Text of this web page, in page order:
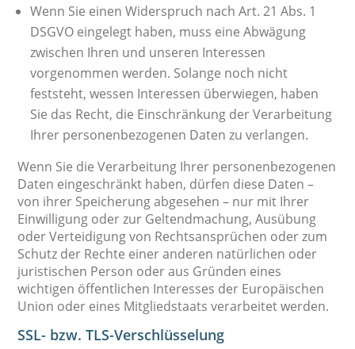
Wenn Sie einen Widerspruch nach Art. 21 Abs. 1
DSGVO eingelegt haben, muss eine Abwägung
zwischen Ihren und unseren Interessen
vorgenommen werden. Solange noch nicht
feststeht, wessen Interessen überwiegen, haben
Sie das Recht, die Einschränkung der Verarbeitung
Ihrer personenbezogenen Daten zu verlangen.
Wenn Sie die Verarbeitung Ihrer personenbezogenen
Daten eingeschränkt haben, dürfen diese Daten –
von ihrer Speicherung abgesehen – nur mit Ihrer
Einwilligung oder zur Geltendmachung, Ausübung
oder Verteidigung von Rechtsansprüchen oder zum
Schutz der Rechte einer anderen natürlichen oder
juristischen Person oder aus Gründen eines
wichtigen öffentlichen Interesses der Europäischen
Union oder eines Mitgliedstaats verarbeitet werden.
SSL- bzw. TLS-Verschlüsselung